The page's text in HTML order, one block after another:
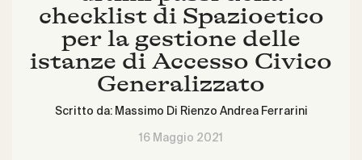
checklist di Spazioetico
per la gestione delle
istanze di Accesso Civico
Generalizzato
Scritto da: Massimo Di Rienzo Andrea Ferrarini
16 Maggio 2021